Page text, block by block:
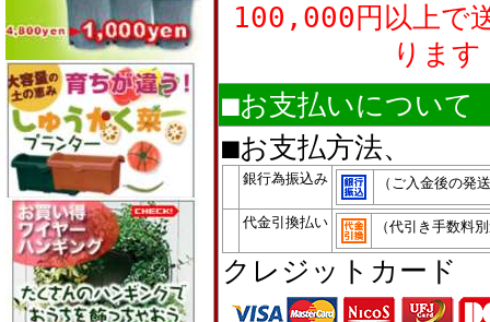
100,000円以上で
ります
■お支払いについて
■お支払方法、
銀行為振込み （ご入金後の発
代金引換払い （代引き手数料
クレジットカード